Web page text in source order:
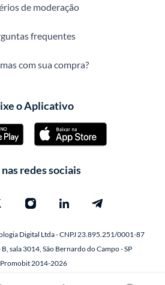
de moderação
frequentes
com sua compra?
o Aplicativo
nas redes sociais
Digital Ltda - CNPJ 23.895.251/0001-87
sala 3014, São Bernardo do Campo - SP
2014-2026